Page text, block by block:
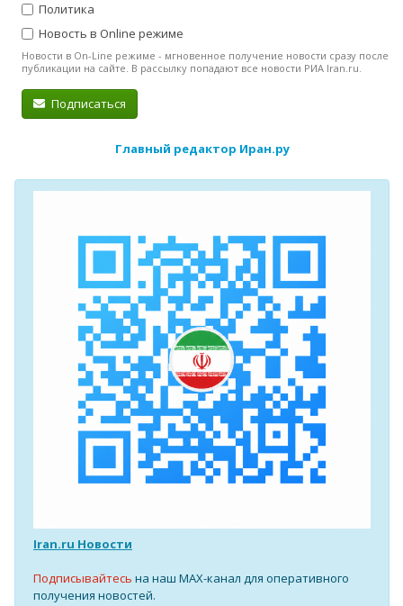
Политика
Новость в Online режиме
Новости в On-Line режиме - мгновенное получение новости сразу после
публикации на сайте. В рассылку попадают все новости РИА Iran.ru.
Подписаться
Главный редактор Иран.ру
Iran.ru Новости
Подписывайтесь на наш MAX-канал для оперативного
получения новостей.